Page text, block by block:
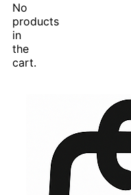
No
products
in
the
cart.